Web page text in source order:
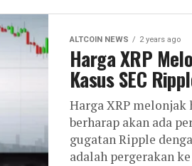
ALTCOIN NEWS 2 years ago
Harga XRP
Kasus SEC
Harga XRP melonjak
berharap akan ada
gugatan Ripple
adalah pergerakan ke